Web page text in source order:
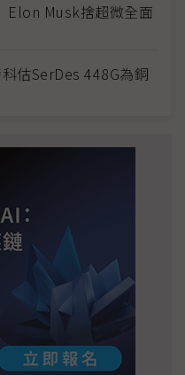
Musk捨超微全面
估SerDes 448G為銅